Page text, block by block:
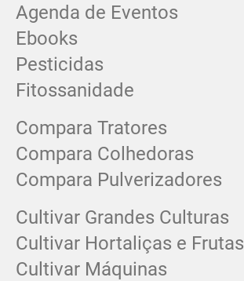
Agenda de Eventos
Ebooks
Pesticidas
Fitossanidade
Compara Tratores
Compara Colhedoras
Compara Pulverizadores
Cultivar Grandes Culturas
Cultivar Hortaliças e Frutas
Cultivar Máquinas